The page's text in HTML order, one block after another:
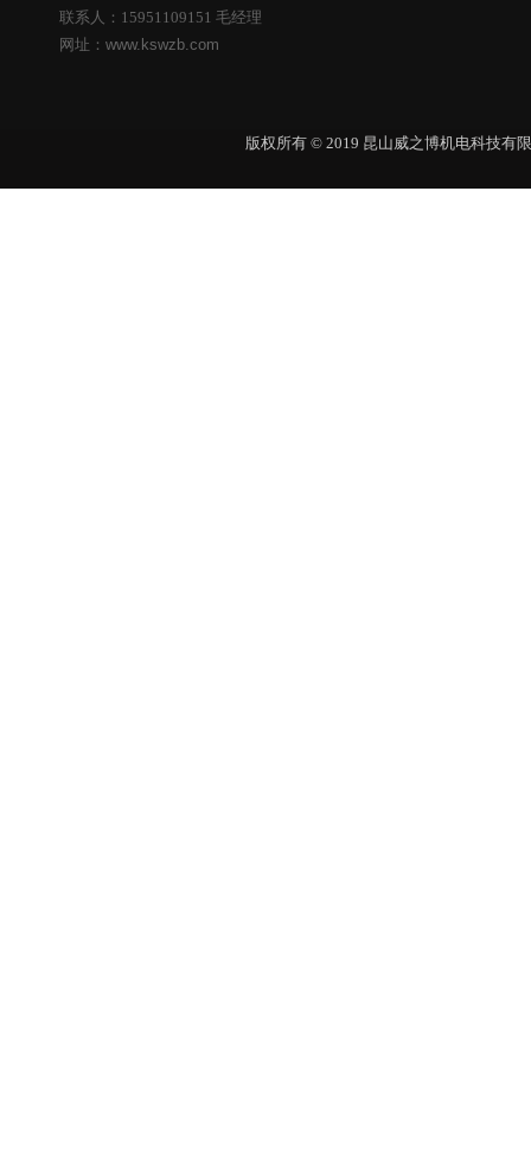
联系人：15951109151 毛经理
网址： www.kswzb.com
版权所有 © 2019 昆山威之博机电科技